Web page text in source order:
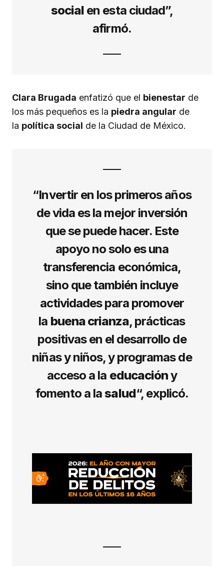
social en esta ciudad”,
afirmó.
Clara Brugada enfatizó que el bienestar de
los más pequeños es la piedra angular de
la política social de la Ciudad de México.
“Invertir en los primeros años
de vida es la mejor inversión
que se puede hacer. Este
apoyo no solo es una
transferencia económica,
sino que también incluye
actividades para promover
la buena crianza, prácticas
positivas en el desarrollo de
niñas y niños, y programas de
acceso a la educacióny
fomento a lasalud“, explicó.